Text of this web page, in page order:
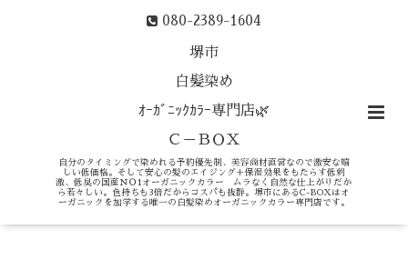
080-2389-1604
堺市
白髪染め
ｵｰｶﾞﾆｯｸｶﾗｰ専門店🌿
Ｃ－ＢＯＸ
自分のタイミングで染めれる予約優先制、美容商材直営なので激安な嬉
しい低価格。そして安心の髪のエイジング＋保湿効果をもたらす低刺
激、低臭の国産ＮＯ1オーガニックカラー ムラなく自然な仕上がりだか
ら若々しい。色持ちも3倍だからコスパも抜群。堺市にあるC-BOXはオ
ーガニックを加学する唯一の白髪染めオーガニックカラー専門店です。